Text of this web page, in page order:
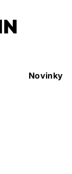
Hlavní
Novinky
Nástroje sub-navigation